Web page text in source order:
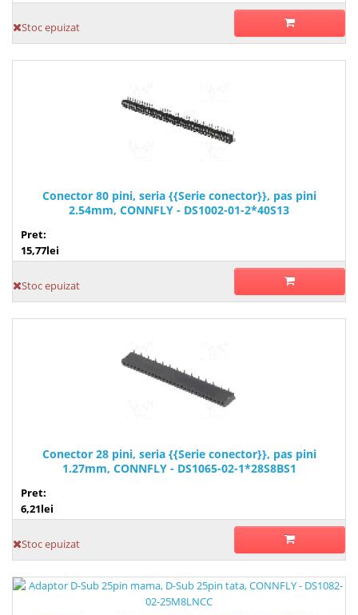
Stoc epuizat
Conector 80 pini, seria {{Serie conector}}, pas pini
2.54mm, CONNFLY - DS1002-01-2*40S13
Pret:
15,77lei
Stoc epuizat
Conector 28 pini, seria {{Serie conector}}, pas pini
1.27mm, CONNFLY - DS1065-02-1*28S8BS1
Pret:
6,21lei
Stoc epuizat